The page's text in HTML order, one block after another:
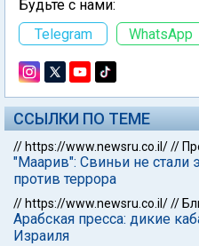
Будьте с нами:
Telegram
WhatsApp
ССЫЛКИ ПО ТЕМЕ
// https://www.newsru.co.il///
"Маарив": Свиньи не
против террора
// https://www.newsru.co.il///
Арабская пресса: дикие
Израиля